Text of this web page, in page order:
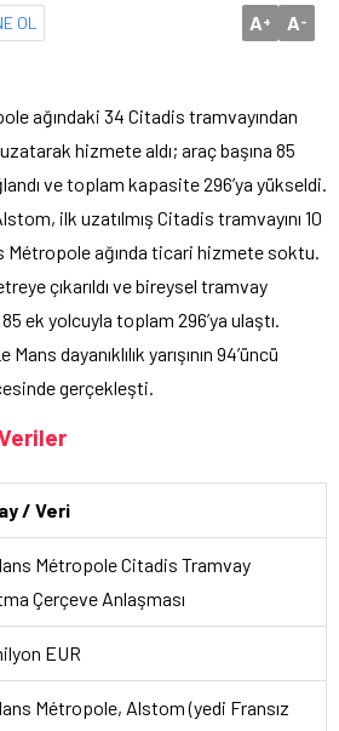
OL A+ A-
ağındaki 34 Citadis tramvayından
hizmete aldı; araç başına 85
ve toplam kapasite 296’ya yükseldi.
ilk uzatılmış Citadis tramvayını 10
Métropole ağında ticari hizmete soktu.
çıkarıldı ve bireysel tramvay
ek yolcuyla toplam 296’ya ulaştı.
dayanıklılık yarışının 94’üncü
gerçekleşti.
/ Veri
Métropole Citadis Tramvay
Çerçeve Anlaşması
EUR
Métropole, Alstom (yedi Fransız